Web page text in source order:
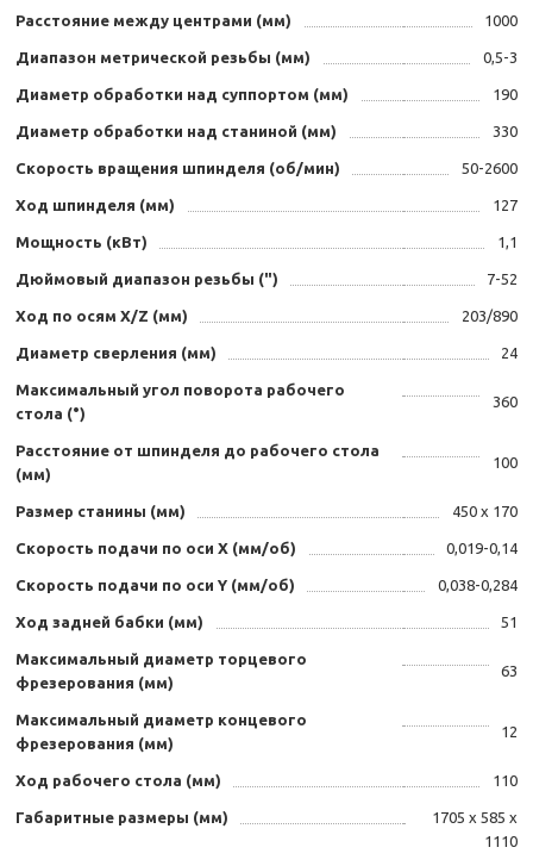
Расстояние между центрами (мм) 1000
Диапазон метрической резьбы (мм) 0,5-3
Диаметр обработки над суппортом (мм) 190
Диаметр обработки над станиной (мм) 330
Скорость вращения шпинделя (об/мин) 50-2600
Ход шпинделя (мм) 127
Мощность (кВт) 1,1
Дюймовый диапазон резьбы (") 7-52
Ход по осям X/Z (мм) 203/890
Диаметр сверления (мм) 24
Максимальный угол поворота рабочего
стола (°)
360
Расстояние от шпинделя до рабочего стола
(мм)
100
Размер станины (мм) 450 х 170
Скорость подачи по оси Х (мм/об) 0,019-0,14
Скорость подачи по оси Y (мм/об) 0,038-0,284
Ход задней бабки (мм) 51
Максимальный диаметр торцевого
фрезерования (мм)
63
Максимальный диаметр концевого
фрезерования (мм)
12
Ход рабочего стола (мм) 110
Габаритные размеры (мм)
1705 х 585 х
1110